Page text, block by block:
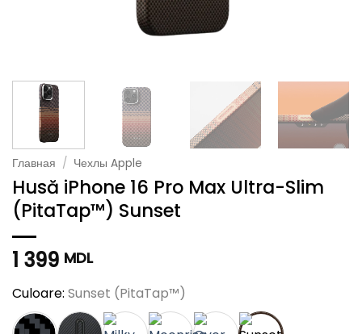
Главная / Чехлы Apple
Husă iPhone 16 Pro Max Ultra-Slim
(PitaTap™) Sunset
1 399 MDL
Culoare: Sunset (PitaTap™)